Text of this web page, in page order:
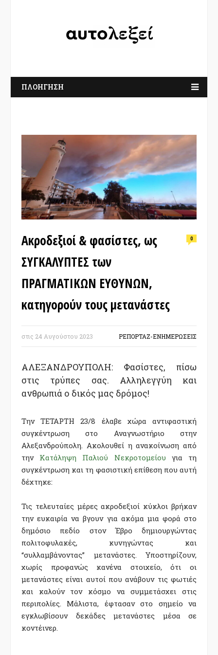
ΠΛΟΗΓΗΣΗ
Ακροδεξιοί & φασίστες, ως
ΣΥΓΚΑΛΥΠΤΕΣ των
ΠΡΑΓΜΑΤΙΚΩΝ ΕΥΘΥΝΩΝ,
κατηγορούν τους μετανάστες
0
στις 24 Αυγούστου 2023 ΡΕΠΟΡΤΑΖ-ΕΝΗΜΕΡΩΣΕΙΣ
ΑΛΕΞΑΝΔΡΟΥΠΟΛΗ: Φασίστες, πίσω
στις τρύπες σας. Αλληλεγγύη και
ανθρωπιά ο δικός μας δρόμος!
Την ΤΕΤΑΡΤΗ 23/8 έλαβε χώρα αντιφαστική
συγκέντρωση στο Αναγνωστήριο στην
Αλεξανδρούπολη. Ακολουθεί η ανακοίνωση από
την Κατάληψη Παλιού Νεκροτομείου για τη
συγκέντρωση και τη φασιστική επίθεση που αυτή
δέχτηκε:
Τις τελευταίες μέρες ακροδεξιοί κύκλοι βρήκαν
την ευκαιρία να βγουν για ακόμα μια φορά στο
δημόσιο πεδίο στον Έβρο δημιουργώντας
πολιτοφυλακές, κυνηγώντας και
“συλλαμβάνοντας” μετανάστες. Υποστηρίζουν,
χωρίς προφανώς κανένα στοιχείο, ότι οι
μετανάστες είναι αυτοί που ανάβουν τις φωτιές
και καλούν τον κόσμο να συμμετάσχει στις
περιπολίες. Μάλιστα, έφτασαν στο σημείο να
εγκλωβίσουν δεκάδες μετανάστες μέσα σε
κοντέινερ.